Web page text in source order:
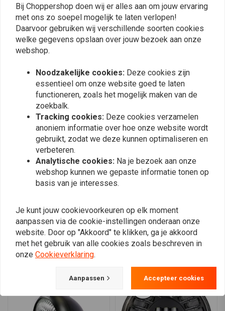
(7 beoordelingen)
Shawn v.
Hele mooie lamp en voelt zeer degelijk aan,
ik heb hem helaas geretourneerd omdat hij
toch te klein oogt op een BMW R100.
Read more...
Read more...
Plaats ook een review
Vergelijkbare producten
Bij Choppershop doen wij er alles aan om jouw ervaring
met ons zo soepel mogelijk te laten verlopen!
Daarvoor gebruiken wij verschillende soorten cookies
welke gegevens opslaan over jouw bezoek aan onze
webshop.
Noodzakelijke cookies: Deze cookies zijn
essentieel om onze website goed te laten
functioneren, zoals het mogelijk maken van de
zoekbalk.
Tracking cookies: Deze cookies verzamelen
anoniem informatie over hoe onze website wordt
gebruikt, zodat we deze kunnen optimaliseren en
verbeteren.
Analytische cookies: Na je bezoek aan onze
webshop kunnen we gepaste informatie tonen op
basis van je interesses.
Je kunt jouw cookievoorkeuren op elk moment
aanpassen via de cookie-instellingen onderaan onze
website. Door op "Akkoord" te klikken, ga je akkoord
met het gebruik van alle cookies zoals beschreven in
onze Cookieverklaring.
Aanpassen Accepteer cookies